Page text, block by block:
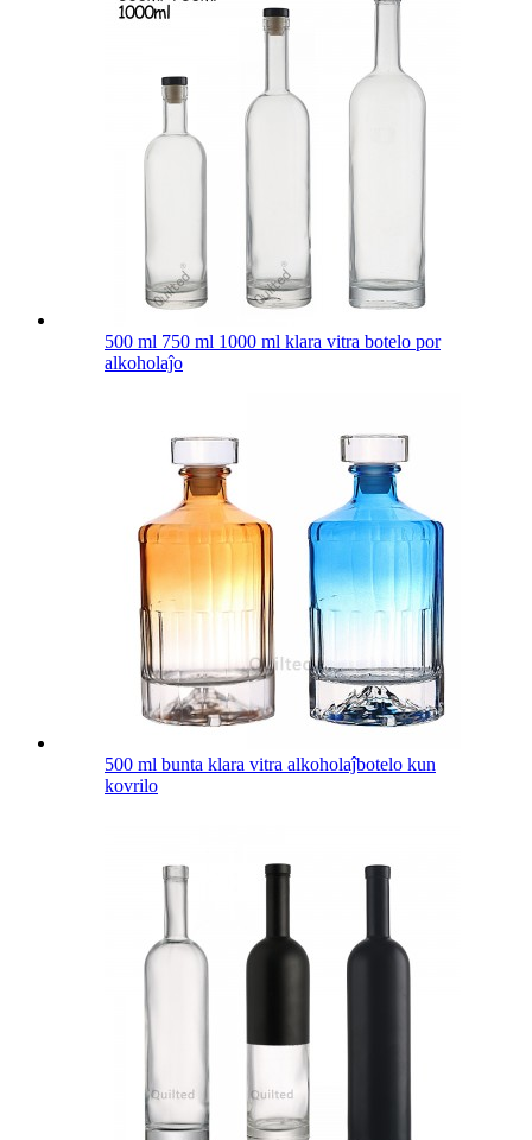
500 ml 750 ml 1000 ml klara vitra botelo por
alkoholaĵo
500 ml bunta klara vitra alkoholaĵbotelo kun
kovrilo